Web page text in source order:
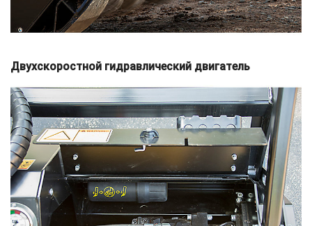
Двухскоростной гидравлический двигатель